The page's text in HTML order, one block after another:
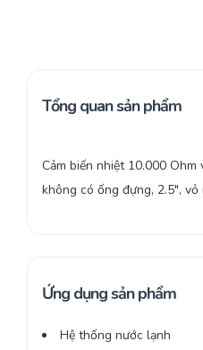
Tổng quan sản phẩm
Cảm biến nhiệt 10.000
không có ống đựng, 2.5″, vỏ
Ứng dụng sản phẩm
Hệ thống nước lạnh